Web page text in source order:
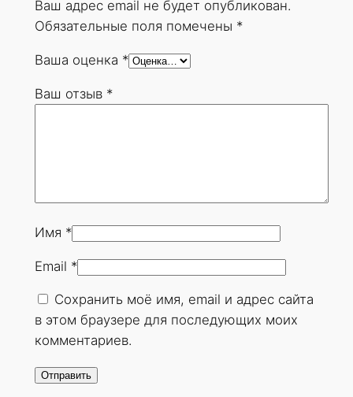
и
о
в
а
т
о
к
н
Ваш адрес email не будет опубликован.
Обязательные поля помечены *
Ваша оценка *
Ваш отзыв *
Имя *
Email *
Сохранить моё имя, email и адрес сайта
в этом браузере для последующих моих
комментариев.